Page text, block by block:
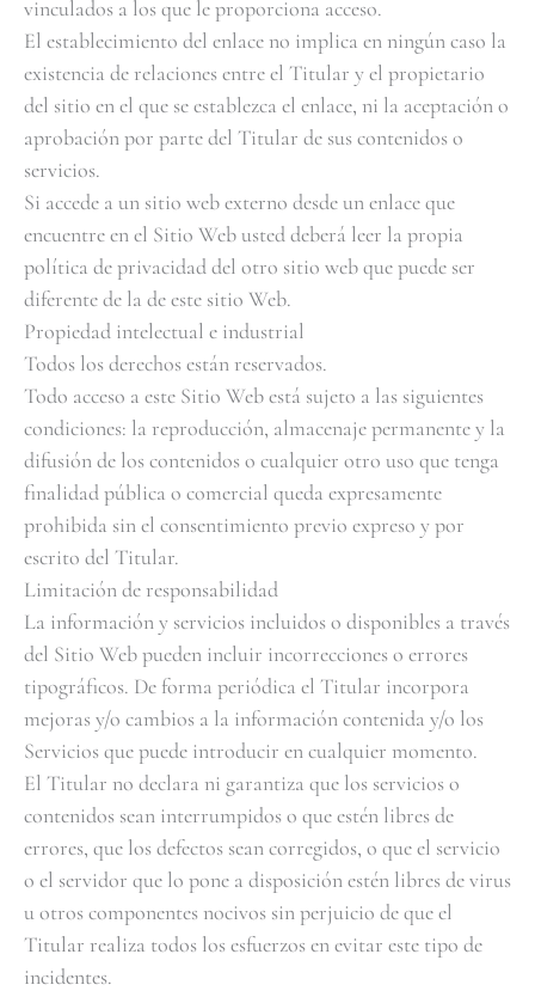
vinculados a los que le proporciona acceso.
El establecimiento del enlace no implica en ningún caso la
existencia de relaciones entre el Titular y el propietario
del sitio en el que se establezca el enlace, ni la aceptación o
aprobación por parte del Titular de sus contenidos o
servicios.
Si accede a un sitio web externo desde un enlace que
encuentre en el Sitio Web usted deberá leer la propia
política de privacidad del otro sitio web que puede ser
diferente de la de este sitio Web.
Propiedad intelectual e industrial
Todos los derechos están reservados.
Todo acceso a este Sitio Web está sujeto a las siguientes
condiciones: la reproducción, almacenaje permanente y la
difusión de los contenidos o cualquier otro uso que tenga
finalidad pública o comercial queda expresamente
prohibida sin el consentimiento previo expreso y por
escrito del Titular.
Limitación de responsabilidad
La información y servicios incluidos o disponibles a través
del Sitio Web pueden incluir incorrecciones o errores
tipográficos. De forma periódica el Titular incorpora
mejoras y/o cambios a la información contenida y/o los
Servicios que puede introducir en cualquier momento.
El Titular no declara ni garantiza que los servicios o
contenidos sean interrumpidos o que estén libres de
errores, que los defectos sean corregidos, o que el servicio
o el servidor que lo pone a disposición estén libres de virus
u otros componentes nocivos sin perjuicio de que el
Titular realiza todos los esfuerzos en evitar este tipo de
incidentes.